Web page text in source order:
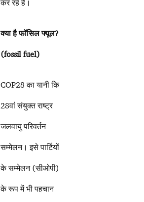
कर रहे हैं।
क्या है फॉसिल फ्यूल?
(fossil fuel)
COP28 का यानी कि
28वां संयुक्त राष्ट्र
जलवायु परिवर्तन
सम्मेलन। इसे पार्टियों
के सम्मेलन (सीओपी)
के रूप में भी पहचान